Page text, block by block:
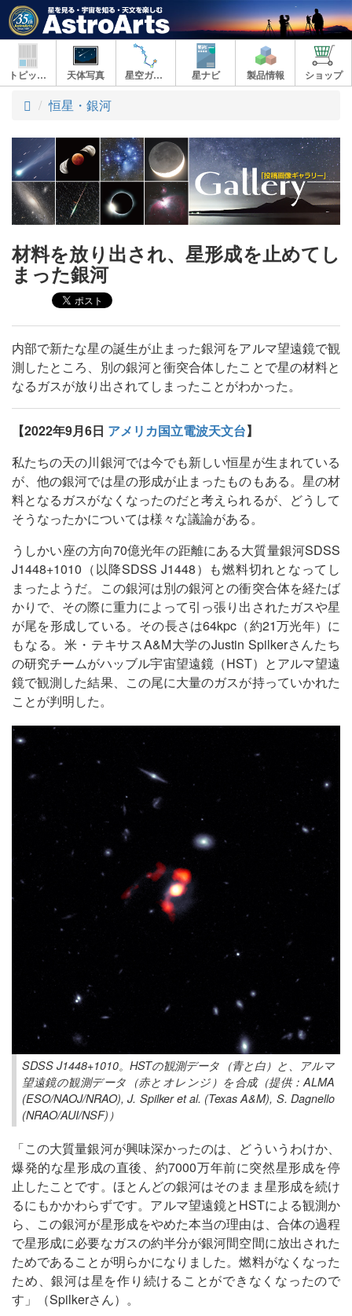
トピックス 天体写真 星空ガイド 星ナビ 製品情報 ショップ
ト
プ
恒星・銀河
材料を放り出され、星形成を止めてし
まった銀河
内部で新たな星の誕生が止まった銀河をアルマ望遠鏡で観
測したところ、別の銀河と衝突合体したことで星の材料と
なるガスが放り出されてしまったことがわかった。
【2022年9月6日 アメリカ国立電波天文台】
私たちの天の川銀河では今でも新しい恒星が生まれている
が、他の銀河では星の形成が止まったものもある。星の材
料となるガスがなくなったのだと考えられるが、どうして
そうなったかについては様々な議論がある。
うしかい座の方向70億光年の距離にある大質量銀河SDSS
J1448+1010（以降SDSS J1448）も燃料切れとなってし
まったようだ。この銀河は別の銀河との衝突合体を経たば
かりで、その際に重力によって引っ張り出されたガスや星
が尾を形成している。その長さは64kpc（約21万光年）に
もなる。米・テキサスA&M大学のJustin Spilkerさんたち
の研究チームがハッブル宇宙望遠鏡（HST）とアルマ望遠
鏡で観測した結果、この尾に大量のガスが持っていかれた
ことが判明した。
SDSS J1448+1010。HSTの観測データ（青と白）と、アルマ
望遠鏡の観測データ（赤とオレンジ）を合成（提供：ALMA
(ESO/NAOJ/NRAO), J. Spilker et al. (Texas A&M), S. Dagnello
(NRAO/AUI/NSF)）
「この大質量銀河が興味深かったのは、どういうわけか、
爆発的な星形成の直後、約7000万年前に突然星形成を停
止したことです。ほとんどの銀河はそのまま星形成を続け
るにもかかわらずです。アルマ望遠鏡とHSTによる観測か
ら、この銀河が星形成をやめた本当の理由は、合体の過程
で星形成に必要なガスの約半分が銀河間空間に放出された
ためであることが明らかになりました。燃料がなくなった
ため、銀河は星を作り続けることができなくなったので
す」（Spilkerさん）。